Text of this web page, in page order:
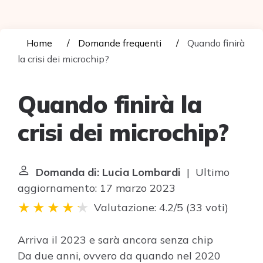
Home Domande frequenti
Quando finirà
la crisi dei microchip?
Quando finirà la
crisi dei microchip?
Domanda di: Lucia Lombardi | Ultimo
aggiornamento: 17 marzo 2023
Valutazione: 4.2/5 (33 voti)
Arriva il 2023 e sarà ancora senza chip
Da due anni, ovvero da quando nel 2020